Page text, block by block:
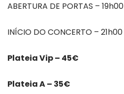
ABERTURA DE PORTAS – 19h00
INÍCIO DO CONCERTO – 21h00
Plateia Vip – 45€
Plateia A – 35€